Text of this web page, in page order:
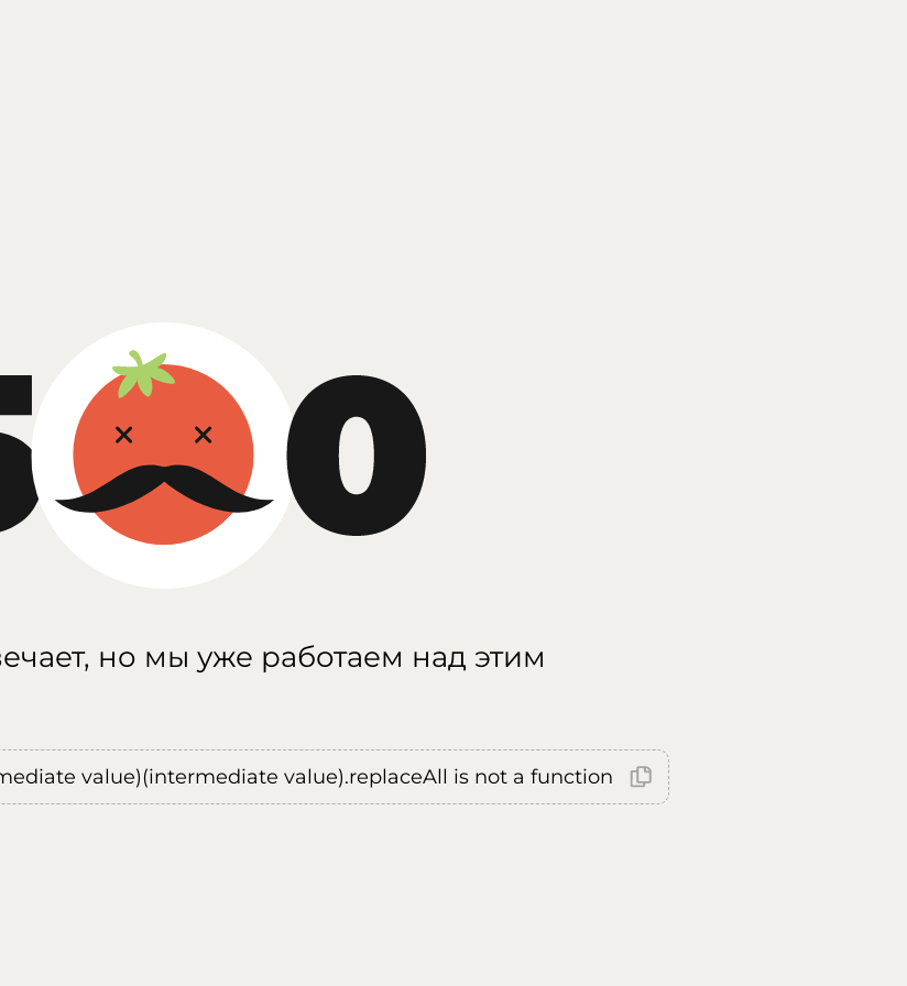
но мы уже работаем над этим
value)(intermediate value).replaceAll is not a function